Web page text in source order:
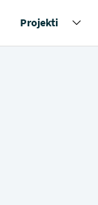
Projekti